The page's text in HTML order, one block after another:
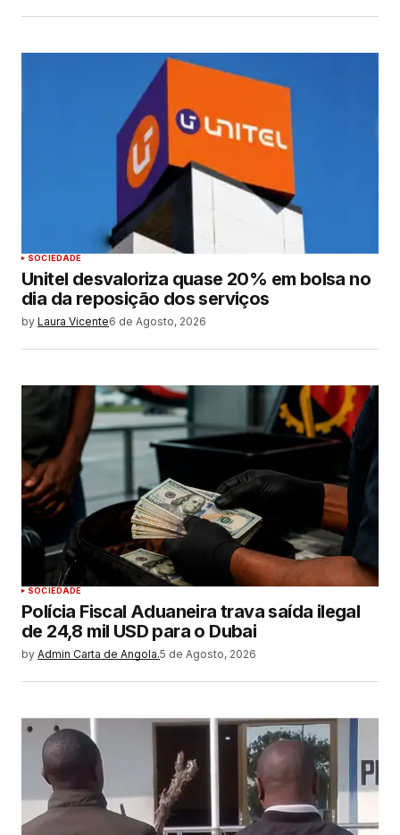
SOCIEDADE
Unitel desvaloriza quase 20% em bolsa no
dia da reposição dos serviços
by Laura Vicente6 de Agosto, 2026
SOCIEDADE
Polícia Fiscal Aduaneira trava saída ilegal
de 24,8 mil USD para o Dubai
by Admin Carta de Angola.5 de Agosto, 2026